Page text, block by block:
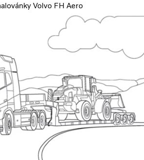
Volvo FH Aero